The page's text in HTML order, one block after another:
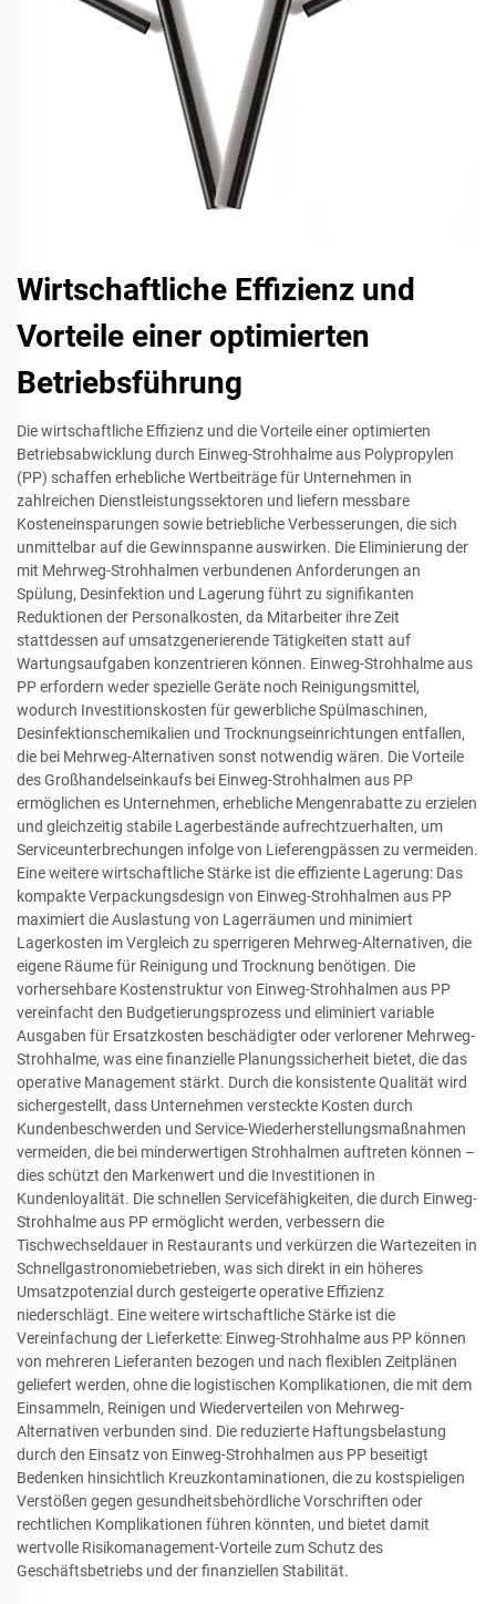
Wirtschaftliche Effizienz und
Vorteile einer optimierten
Betriebsführung
Die wirtschaftliche Effizienz und die Vorteile einer optimierten
Betriebsabwicklung durch Einweg-Strohhalme aus Polypropylen
(PP) schaffen erhebliche Wertbeiträge für Unternehmen in
zahlreichen Dienstleistungssektoren und liefern messbare
Kosteneinsparungen sowie betriebliche Verbesserungen, die sich
unmittelbar auf die Gewinnspanne auswirken. Die Eliminierung der
mit Mehrweg-Strohhalmen verbundenen Anforderungen an
Spülung, Desinfektion und Lagerung führt zu signifikanten
Reduktionen der Personalkosten, da Mitarbeiter ihre Zeit
stattdessen auf umsatzgenerierende Tätigkeiten statt auf
Wartungsaufgaben konzentrieren können. Einweg-Strohhalme aus
PP erfordern weder spezielle Geräte noch Reinigungsmittel,
wodurch Investitionskosten für gewerbliche Spülmaschinen,
Desinfektionschemikalien und Trocknungseinrichtungen entfallen,
die bei Mehrweg-Alternativen sonst notwendig wären. Die Vorteile
des Großhandelseinkaufs bei Einweg-Strohhalmen aus PP
ermöglichen es Unternehmen, erhebliche Mengenrabatte zu erzielen
und gleichzeitig stabile Lagerbestände aufrechtzuerhalten, um
Serviceunterbrechungen infolge von Lieferengpässen zu vermeiden.
Eine weitere wirtschaftliche Stärke ist die effiziente Lagerung: Das
kompakte Verpackungsdesign von Einweg-Strohhalmen aus PP
maximiert die Auslastung von Lagerräumen und minimiert
Lagerkosten im Vergleich zu sperrigeren Mehrweg-Alternativen, die
eigene Räume für Reinigung und Trocknung benötigen. Die
vorhersehbare Kostenstruktur von Einweg-Strohhalmen aus PP
vereinfacht den Budgetierungsprozess und eliminiert variable
Ausgaben für Ersatzkosten beschädigter oder verlorener Mehrweg-
Strohhalme, was eine finanzielle Planungssicherheit bietet, die das
operative Management stärkt. Durch die konsistente Qualität wird
sichergestellt, dass Unternehmen versteckte Kosten durch
Kundenbeschwerden und Service-Wiederherstellungsmaßnahmen
vermeiden, die bei minderwertigen Strohhalmen auftreten können –
dies schützt den Markenwert und die Investitionen in
Kundenloyalität. Die schnellen Servicefähigkeiten, die durch Einweg-
Strohhalme aus PP ermöglicht werden, verbessern die
Tischwechseldauer in Restaurants und verkürzen die Wartezeiten in
Schnellgastronomiebetrieben, was sich direkt in ein höheres
Umsatzpotenzial durch gesteigerte operative Effizienz
niederschlägt. Eine weitere wirtschaftliche Stärke ist die
Vereinfachung der Lieferkette: Einweg-Strohhalme aus PP können
von mehreren Lieferanten bezogen und nach flexiblen Zeitplänen
geliefert werden, ohne die logistischen Komplikationen, die mit dem
Einsammeln, Reinigen und Wiederverteilen von Mehrweg-
Alternativen verbunden sind. Die reduzierte Haftungsbelastung
durch den Einsatz von Einweg-Strohhalmen aus PP beseitigt
Bedenken hinsichtlich Kreuzkontaminationen, die zu kostspieligen
Verstößen gegen gesundheitsbehördliche Vorschriften oder
rechtlichen Komplikationen führen könnten, und bietet damit
wertvolle Risikomanagement-Vorteile zum Schutz des
Geschäftsbetriebs und der finanziellen Stabilität.